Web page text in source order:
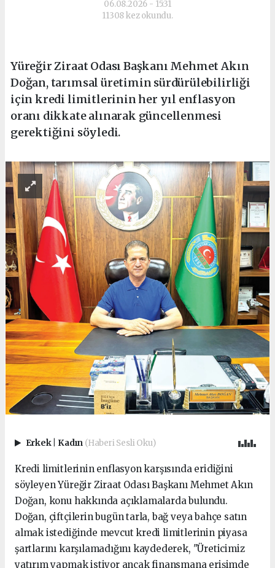
06.08.2026 - 15:31
11308 kez okundu.
Yüreğir Ziraat Odası Başkanı Mehmet Akın
Doğan, tarımsal üretimin sürdürülebilirliği
için kredi limitlerinin her yıl enflasyon
oranı dikkate alınarak güncellenmesi
gerektiğini söyledi.
Erkek Kadın (Haberi Sesli Oku)
Kredi limitlerinin enflasyon karşısında eridiğini
söyleyen Yüreğir Ziraat Odası Başkanı Mehmet Akın
Doğan, konu hakkında açıklamalarda bulundu.
Doğan, çiftçilerin bugün tarla, bağ veya bahçe satın
almak istediğinde mevcut kredi limitlerinin piyasa
şartlarını karşılamadığını kaydederek, "Üreticimiz
yatırım yapmak istiyor ancak finansmana erişimde